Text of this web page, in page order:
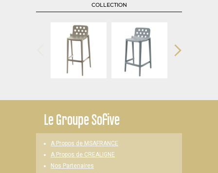
COLLECTION
LeGroupe Sofive
A Propos de MSAFRANCE
A Propos de CREALIGNE
Nos Partenaires